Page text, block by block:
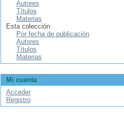
Autores
Títulos
Materias
Esta colección
Por fecha de publicación
Autores
Títulos
Materias
Mi cuenta
Acceder
Registro